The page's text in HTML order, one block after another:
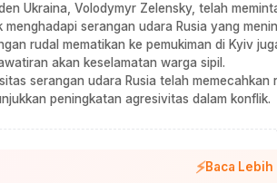
Ukraina, Volodymyr Zelensky, telah
menghadapi serangan udara Rusia yang
rudal mematikan ke pemukiman di Kyiv
akan keselamatan warga sipil.
serangan udara Rusia telah
peningkatan agresivitas dalam konflik.
⚡Baca Lebih